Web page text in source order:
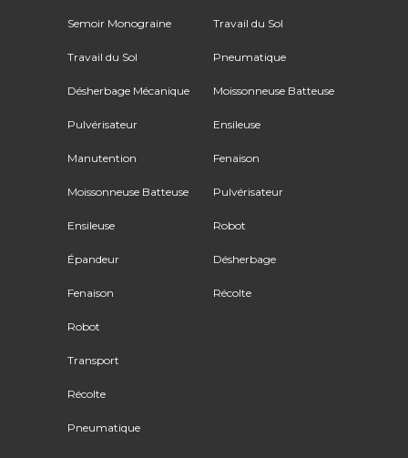
Semoir Monograine
Travail du Sol
Désherbage Mécanique
Pulvérisateur
Manutention
Moissonneuse Batteuse
Ensileuse
Épandeur
Fenaison
Robot
Transport
Récolte
Pneumatique
Travail du Sol
Pneumatique
Moissonneuse Batteuse
Ensileuse
Fenaison
Pulvérisateur
Robot
Désherbage
Récolte